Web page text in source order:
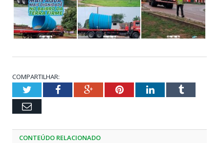
COMPARTILHAR:
TwitterFacebookGoogle+PinterestLinkedInTumblr
Email
CONTEÚDO RELACIONADO